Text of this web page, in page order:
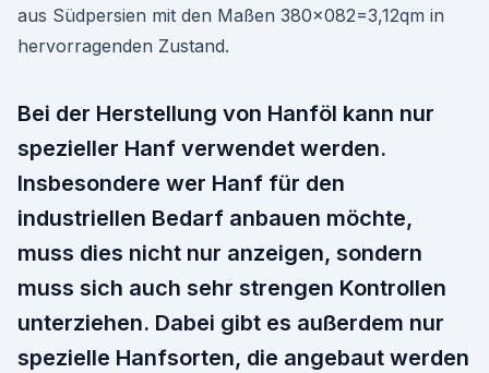
aus Südpersien mit den Maßen 380x082=3,12qm in
hervorragenden Zustand.
Bei der Herstellung von Hanföl kann nur
spezieller Hanf verwendet werden.
Insbesondere wer Hanf für den
industriellen Bedarf anbauen möchte,
muss dies nicht nur anzeigen, sondern
muss sich auch sehr strengen Kontrollen
unterziehen. Dabei gibt es außerdem nur
spezielle Hanfsorten, die angebaut werden